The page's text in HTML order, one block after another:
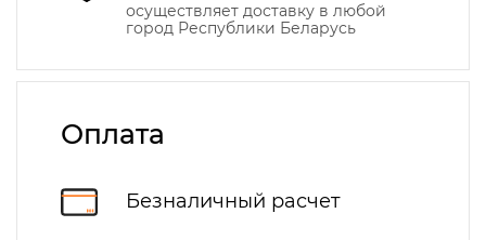
осуществляет доставку в любой
город Республики Беларусь
Оплата
Безналичный расчет